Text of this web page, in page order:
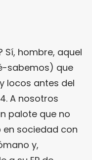
Sí, hombre, aquel
sabemos) que
locos antes del
A nosotros
palote que no
sociedad con
y,